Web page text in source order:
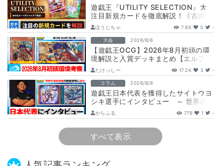
遊戯王『UTILITY SELECTION』大
注目新規カードを徹底解説！《古の秘
儀/聖なる心のバリア －マイン…
ほうじちゃ 7.8K 0 -
大会 2026/8/6
【遊戯王OCG】2026年8月初頭の環
境解説と入賞デッキまとめ【エルフェ
ンノーツ/トゥーン/キラーチューン/
ウ…
たけっしー 17.2K 3 -
コラム 2026/8/6
遊戯王日本代表を獲得したサイトウヨ
シキ選手にインタビュー ～ 世界の
舞台へ挑む、サイトウ選手の軌跡と決
意 ～
からふる 779 1 -
すべて表示